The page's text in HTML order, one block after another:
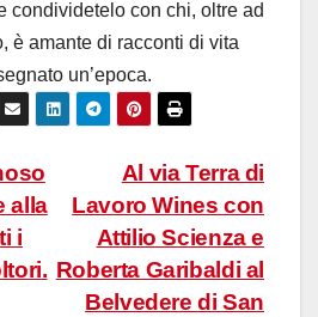
condividetelo con chi, oltre ad
è amante di racconti di vita
un’epoca.
Al via Terra di
Lavoro Wines con
Attilio Scienza e
Roberta Garibaldi al
Belvedere di San
alla
i